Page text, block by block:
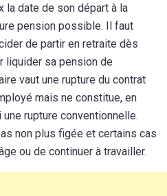
la date de son départ à la
pension possible. Il faut
de partir en retraite dès
liquider sa pension de
vaut une rupture du contrat
mais ne constitue, en
rupture conventionnelle.
non plus figée et certains cas
ou de continuer à travailler.